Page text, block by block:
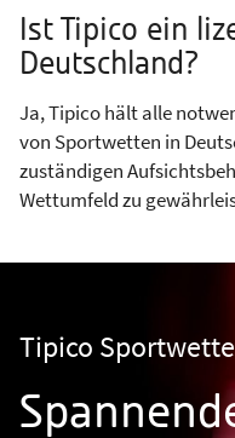
Ist Tipico ein
Deutschland?
Ja, Tipico hält alle
von Sportwetten in
zuständigen
Wettumfeld zu
Tipico